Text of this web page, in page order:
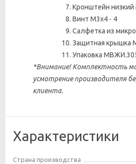
Кронштейн
Винт М3х4 - 4
Салфетка из
Защитная крышка
Упаковка
*Внимание! Комплектность
усмотрение производителя
клиента.
Характеристики
Страна производства